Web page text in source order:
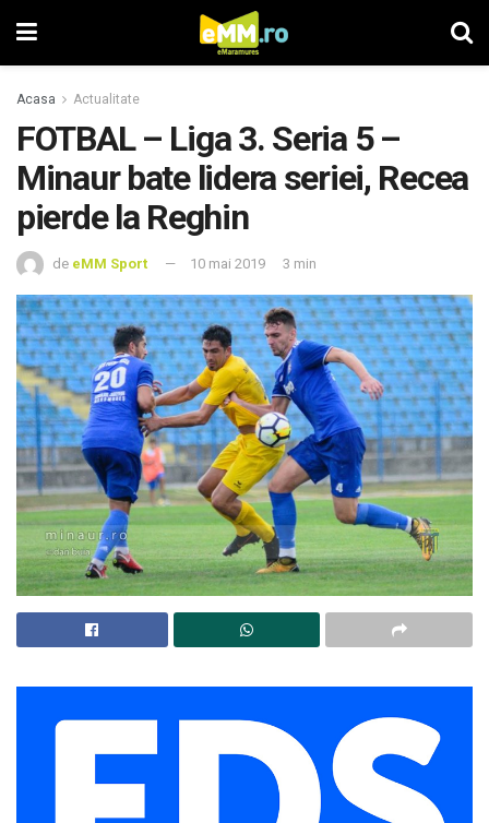
Acasa Actualitate
FOTBAL – Liga 3. Seria 5 –
Minaur bate lidera seriei, Recea
pierde la Reghin
de eMM Sport 10 mai 2019 3 min